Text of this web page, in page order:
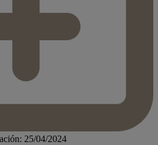
25/04/2024